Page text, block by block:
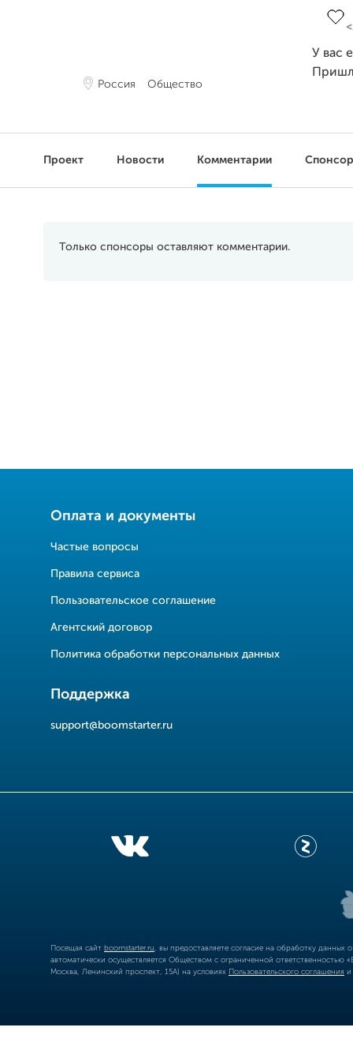
Россия Общество
У вас
Проект Новости Комментарии
Только спонсоры оставляют комментарии.
Оплата и документы
Частые вопросы
Правила сервиса
Пользовательское соглашение
Агентский договор
Политика обработки персональных данных
Поддержка
support@boomstarter.ru
Посещая сайт boomstarter.ru , вы предоставляете согласие на обработку
автоматически осуществляется Обществом с ограниченной
Москва, Ленинский проспект, 15А) на условиях Пользовательского соглашения и